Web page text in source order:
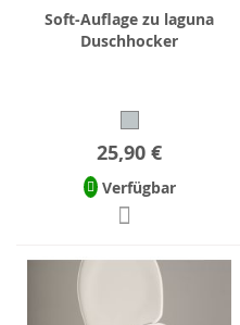
Soft-Auflage zu laguna
Duschhocker
25,90 €
Verfügbar